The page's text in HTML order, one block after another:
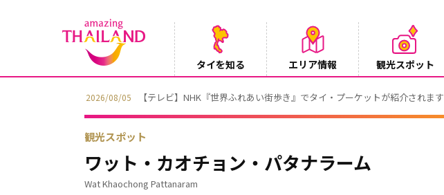
タイを知る エリア情報 観光スポット
2026/08/05 【テレビ】NHK『世界ふれあい街歩き』でタイ・プーケットが紹介されます
観光スポット
ワット・カオチョン・パタナラーム
Wat Khaochong Pattanaram